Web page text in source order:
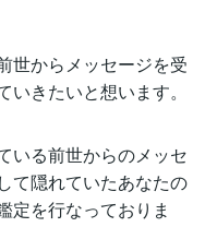
世からメッセージを受
きたいと想います。
いる前世からのメッセ
て隠れていたあなたの
定を行なっておりま